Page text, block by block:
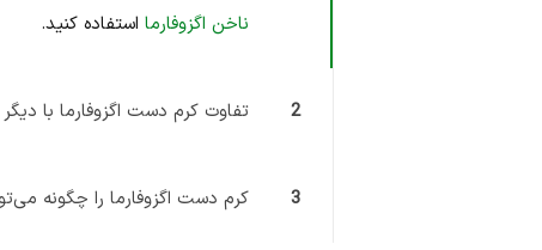
ناخن اگزوفارما استفاده کنید.
2 تفاوت کرم دست اگزوفارما با
3 کرم دست اگزوفارما را چگونه